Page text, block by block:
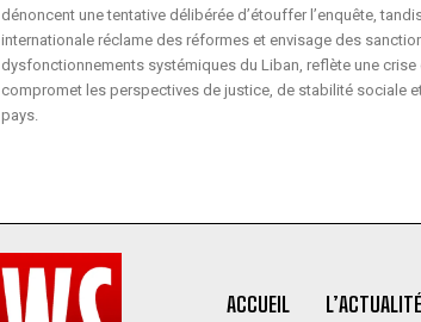
dénoncent une tentative délibérée d’étouffer l’enquête,
internationale réclame des réformes et envisage des
dysfonctionnements systémiques du Liban, reflète une crise
compromet les perspectives de justice, de stabilité sociale
pays.
ACCUEIL